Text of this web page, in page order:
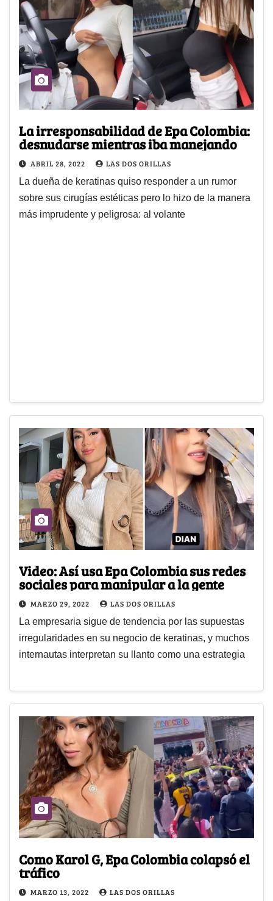
La irresponsabilidad de Epa Colombia:
desnudarse mientras iba manejando
ABRIL 28, 2022 LAS DOS ORILLAS
La dueña de keratinas quiso responder a un rumor
sobre sus cirugías estéticas pero lo hizo de la manera
más imprudente y peligrosa: al volante
Video: Así usa Epa Colombia sus redes
sociales para manipular a la gente
MARZO 29, 2022 LAS DOS ORILLAS
La empresaria sigue de tendencia por las supuestas
irregularidades en su negocio de keratinas, y muchos
internautas interpretan su llanto como una estrategia
Como Karol G, Epa Colombia colapsó el
tráfico
MARZO 13, 2022 LAS DOS ORILLAS